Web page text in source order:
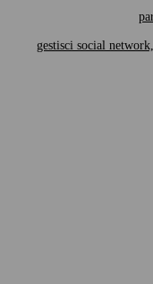
gestisci social